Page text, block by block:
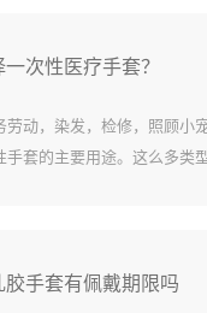
次性医疗手套？
劳动，染发，检修，照顾小
手套的主要用途。这么多类
胶手套有佩戴期限吗